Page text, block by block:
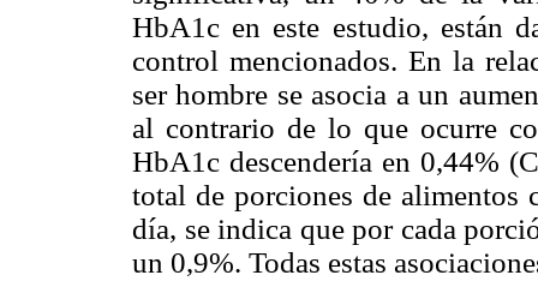
HbA1c en este estudio, están
control mencionados. En la
ser hombre se asocia a un
al contrario de lo que ocurre
HbA1c descendería en 0,44%
total de porciones de
día, se indica que por cada
un 0,9%. Todas estas